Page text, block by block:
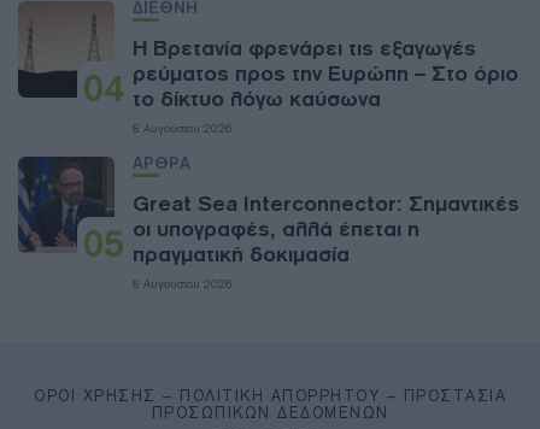
04
ΔΙΕΘΝΗ
Η Βρετανία φρενάρει τις εξαγωγές
ρεύματος προς την Ευρώπη – Στο όριο
το δίκτυο λόγω καύσωνα
8 Αυγούστου 2026
05
ΑΡΘΡΑ
Great Sea Interconnector: Σημαντικές
οι υπογραφές, αλλά έπεται η
πραγματική δοκιμασία
8 Αυγούστου 2026
ΌΡΟΙ ΧΡΉΣΗΣ – ΠΟΛΙΤΙΚΉ ΑΠΟΡΡΉΤΟΥ – ΠΡΟΣΤΑΣΊΑ
ΠΡΟΣΩΠΙΚΏΝ ΔΕΔΟΜΈΝΩΝ